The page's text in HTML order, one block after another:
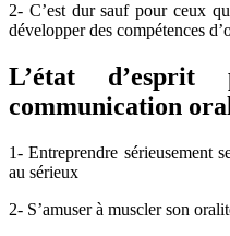
2- C’est dur sauf pour ceux
développer des compétences
L’état
communication
1- Entreprendre sérieusement
au sérieux
2- S’amuser à muscler son